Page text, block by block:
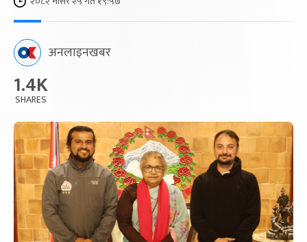
अनलाइनखबर
1.4K
SHARES